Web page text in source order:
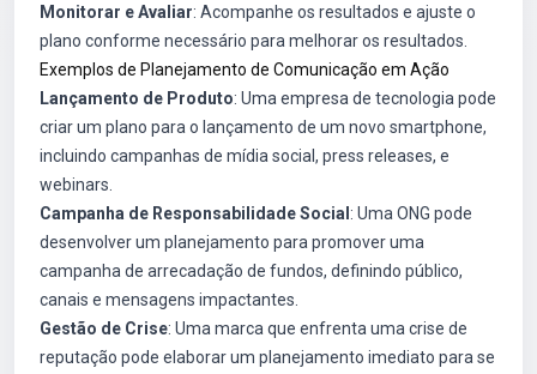
Monitorar e Avaliar: Acompanhe os resultados e ajuste o
plano conforme necessário para melhorar os resultados.
Exemplos de Planejamento de Comunicação em Ação
Lançamento de Produto: Uma empresa de tecnologia pode
criar um plano para o lançamento de um novo smartphone,
incluindo campanhas de mídia social, press releases, e
webinars.
Campanha de Responsabilidade Social: Uma ONG pode
desenvolver um planejamento para promover uma
campanha de arrecadação de fundos, definindo público,
canais e mensagens impactantes.
Gestão de Crise: Uma marca que enfrenta uma crise de
reputação pode elaborar um planejamento imediato para se